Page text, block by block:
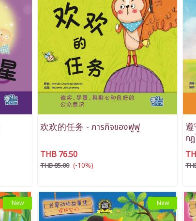
欢欢的任务 - ภารกิจของฟูฟู
THB 76.50
THB 85.00 (-10%)
ก
New New